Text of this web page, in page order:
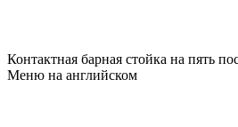
Контактная барная стойка на пять
Меню на английском